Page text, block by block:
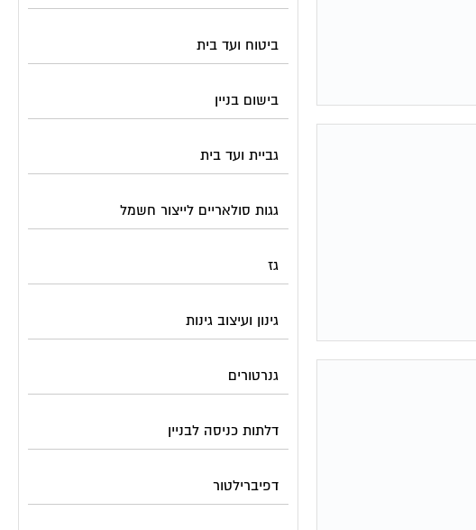
ביטוח ועד בית
בישום בניין
גביית ועד בית
גגות סולאריים לייצור חשמל
גז
גינון ועיצוב גינות
גנרטורים
דלתות כניסה לבניין
דפיברילטור